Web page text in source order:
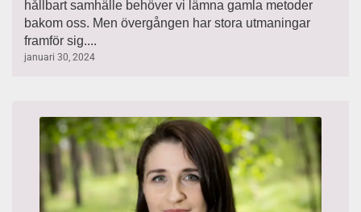
hållbart samhälle behöver vi lämna gamla metoder
bakom oss. Men övergången har stora utmaningar
framför sig....
januari 30, 2024